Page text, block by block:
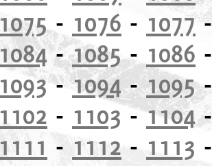
1075- 1076 - 1077
1084-1085- 1086
1093-1094-1095
1102 - 1103-1104
1111 - 1112 - 1113